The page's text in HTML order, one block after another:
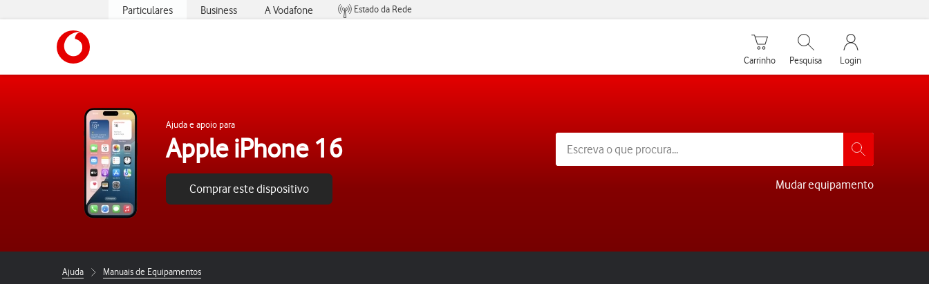
Particulares Business A Vodafone
Estado da Rede
Carrinho de compras
Carrinho
Pesquisar
Pesquisa
My Vodafone
Login
Ajuda e apoio para
Apple iPhone 16
Comprar este dispositivo Mudar equipamento
Ajuda Manuais de Equipamentos